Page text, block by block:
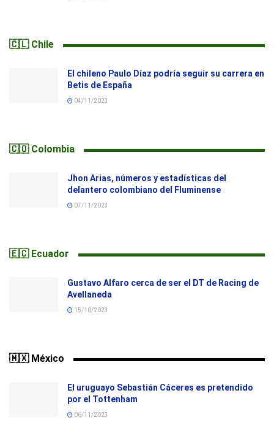
🇨🇱 Chile
El chileno Paulo Díaz podría seguir su carrera en
Betis de España
04/11/2023
🇨🇴 Colombia
Jhon Arias, números y estadísticas del
delantero colombiano del Fluminense
07/11/2023
🇪🇨 Ecuador
Gustavo Alfaro cerca de ser el DT de Racing de
Avellaneda
15/10/2023
🇲🇽 México
El uruguayo Sebastián Cáceres es pretendido
por el Tottenham
06/11/2023